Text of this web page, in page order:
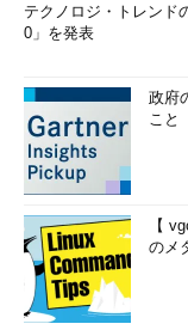
テクノロジ・トレンド
0」を発表
政府
こと
【
のメ